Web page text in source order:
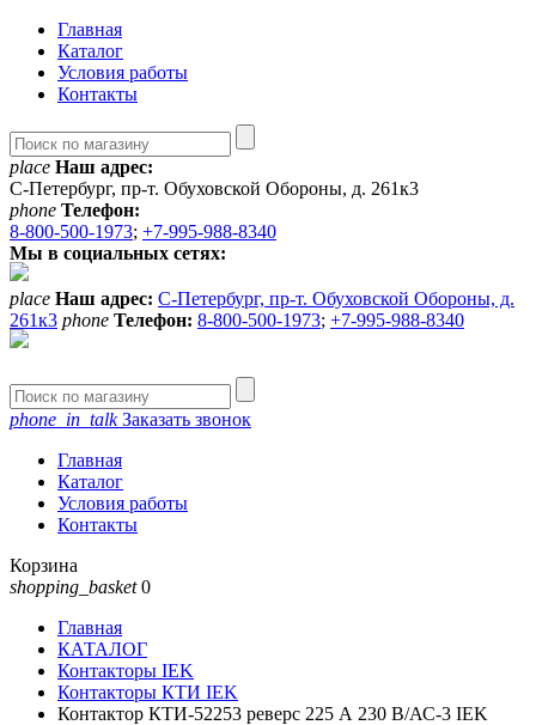
Главная
Каталог
Условия работы
Контакты
place Наш адрес:
С-Петербург, пр-т. Обуховской Обороны, д. 261к3
phone Телефон:
8-800-500-1973; +7-995-988-8340
Мы в социальных сетях:
place Наш адрес: С-Петербург, пр-т. Обуховской Обороны, д.
261к3 phone Телефон: 8-800-500-1973; +7-995-988-8340
phone_in_talkЗаказать звонок
Главная
Каталог
Условия работы
Контакты
Корзина
shopping_basket 0
Главная
КАТАЛОГ
Контакторы IEK
Контакторы КТИ IEK
Контактор КТИ-52253 реверс 225 А 230 В/АС-3 IEK